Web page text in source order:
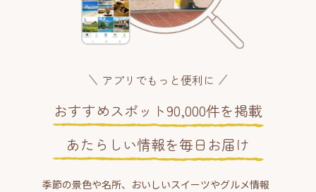
アプリでもっと便利に
おすすめスポット90,000件を掲載
あたらしい情報を毎日お届け
季節の景色や名所、おいしいスイーツやグルメ情報